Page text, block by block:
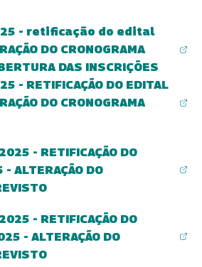
- retificação do edital
DO CRONOGRAMA
DAS INSCRIÇÕES
- RETIFICAÇÃO DO EDITAL
DO CRONOGRAMA
- RETIFICAÇÃO DO
ALTERAÇÃO DO
- RETIFICAÇÃO DO
- ALTERAÇÃO DO